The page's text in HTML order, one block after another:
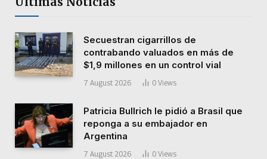
Secuestran cigarrillos de
contrabando valuados en más de
$1,9 millones en un control vial
7 August 2026 0 Views
Patricia Bullrich le pidió a Brasil que
reponga a su embajador en
Argentina
7 August 2026 0 Views